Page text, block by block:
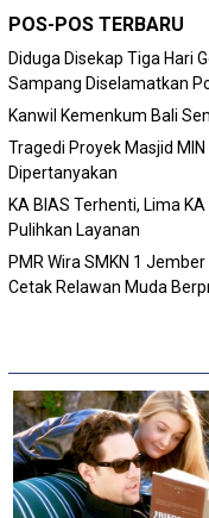
POS-POS TERBARU
Diduga Disekap Tiga Hari
Sampang Diselamatkan
Kanwil Kemenkum Bali
Tragedi Proyek Masjid
Dipertanyakan
KA BIAS Terhenti, Lima
Pulihkan Layanan
PMR Wira SMKN 1
Cetak Relawan Muda